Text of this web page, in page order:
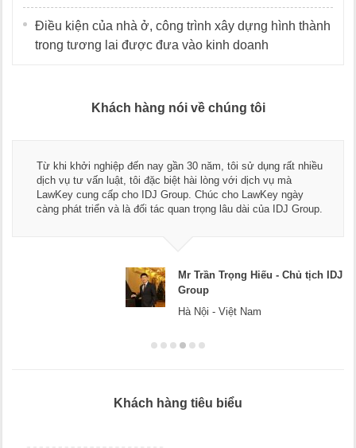
Điều kiện của nhà ở, công trình xây dựng hình thành
trong tương lai được đưa vào kinh doanh
Khách hàng nói về chúng tôi
sử dụng rất nhiều
dịch vụ mà
LawKey ngày
dài của IDJ Group.
Thay mặt Công ty Dương Cafe, tôi xin
ngũ luật sư, kế toán của LawKey.
dụng dịch vụ tư vấn pháp luật và kế
Chúc các bạn phát triển hơn, phục vụ
Khách hàng tiêu biểu